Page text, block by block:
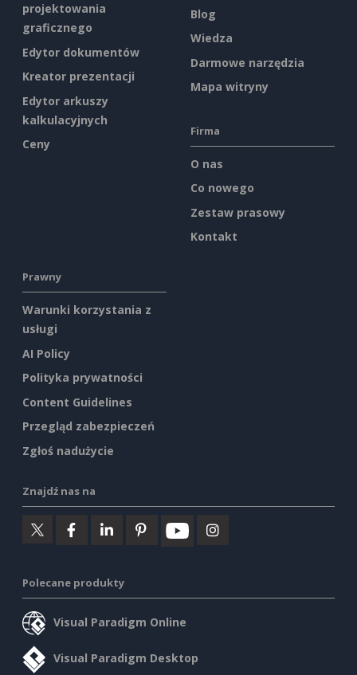
projektowania
graficznego
Edytor dokumentów
Kreator prezentacji
Edytor arkuszy
kalkulacyjnych
Ceny
Blog
Wiedza
Darmowe narzędzia
Mapa witryny
Firma
O nas
Co nowego
Zestaw prasowy
Kontakt
Prawny
Warunki korzystania z
usługi
AI Policy
Polityka prywatności
Content Guidelines
Przegląd zabezpieczeń
Zgłoś nadużycie
Znajdź nas na
Polecane produkty
Visual Paradigm Online
Visual Paradigm Desktop